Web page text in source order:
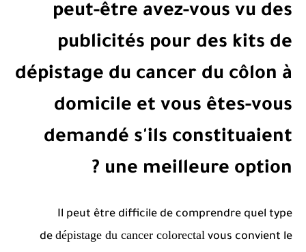
peut-être avez-vous vu des
publicités pour des kits de
dépistage du cancer du côlon à
domicile et vous êtes-vous
demandé s'ils constituaient
une meilleure option ?
Il peut être difficile de comprendre quel type
de dépistage du cancer colorectal vous convient le